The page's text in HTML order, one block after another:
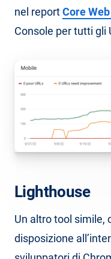
nel reportCore
Console per tutti gli
Lighthouse
Un altro tool simile,
disposizione